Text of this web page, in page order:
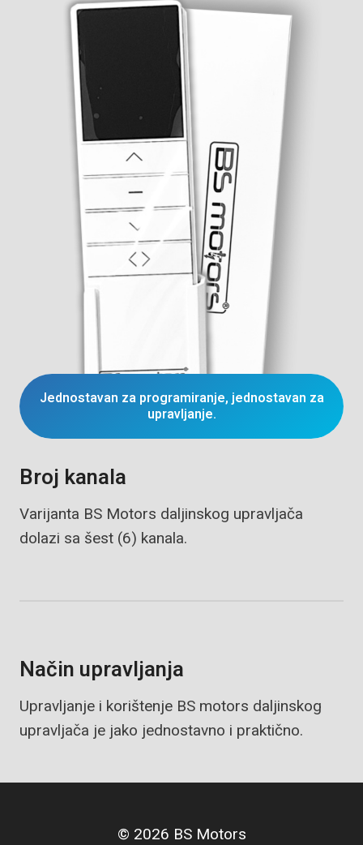
Jednostavan za programiranje, jednostavan za
upravljanje.
Broj kanala
Varijanta BS Motors daljinskog upravljača
dolazi sa šest (6) kanala.
Način upravljanja
Upravljanje i korištenje BS motors daljinskog
upravljača je jako jednostavno i praktično.
© 2026 BS Motors